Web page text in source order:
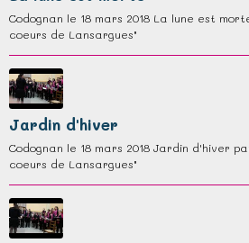
Codognan le 18 mars 2018 La lune est
coeurs de Lansargues"
Jardin d'hiver
Codognan le 18 mars 2018 Jardin d'hiver
coeurs de Lansargues"